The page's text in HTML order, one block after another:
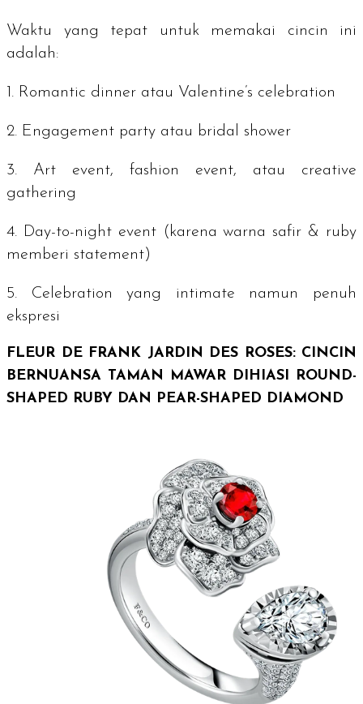
Waktu yang tepat untuk memakai cincin ini
adalah:
1. Romantic dinner atau Valentine’s celebration
2. Engagement party atau bridal shower
3. Art event, fashion event, atau creative
gathering
4. Day-to-night event (karena warna safir & ruby
memberi statement)
5. Celebrationyang intimate namun penuh
ekspresi
FLEUR DE FRANK JARDIN DES ROSES: CINCIN
BERNUANSA TAMAN MAWAR DIHIASI ROUND-
SHAPED RUBY DAN PEAR-SHAPED DIAMOND